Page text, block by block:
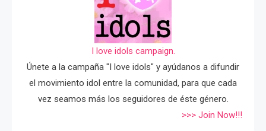
I love idols campaign.
Únete a la campaña "I love idols" y ayúdanos a difundir
el movimiento idol entre la comunidad, para que cada
vez seamos más los seguidores de éste género.
>>> Join Now!!!